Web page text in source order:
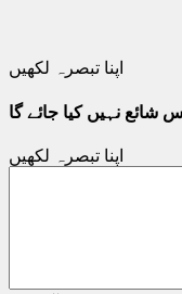
اپنا تبصرہ لکھیں
شائع نہیں کیا جائے گا
اپنا تبصرہ لکھیں